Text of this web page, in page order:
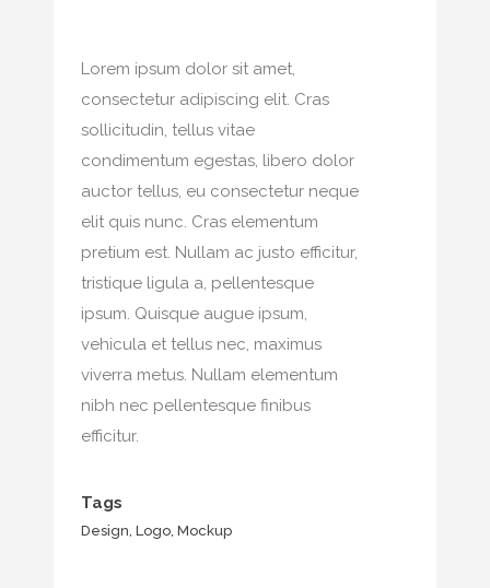
Lorem ipsum dolor sit amet,
consectetur adipiscing elit. Cras
sollicitudin, tellus vitae
condimentum egestas, libero dolor
auctor tellus, eu consectetur neque
elit quis nunc. Cras elementum
pretium est. Nullam ac justo efficitur,
tristique ligula a, pellentesque
ipsum. Quisque augue ipsum,
vehicula et tellus nec, maximus
viverra metus. Nullam elementum
nibh nec pellentesque finibus
efficitur.
Tags
Design, Logo, Mockup